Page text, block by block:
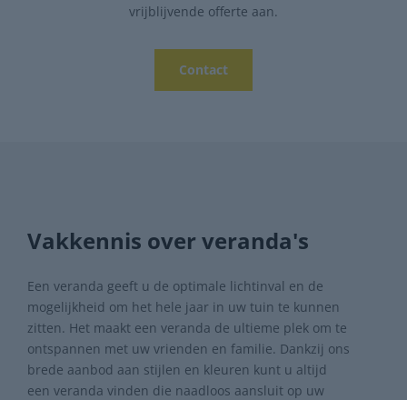
vrijblijvende offerte aan.
Contact
Vakkennis over veranda's
Een veranda geeft u de optimale lichtinval en de
mogelijkheid om het hele jaar in uw tuin te kunnen
zitten. Het maakt een veranda de ultieme plek om te
ontspannen met uw vrienden en familie. Dankzij ons
brede aanbod aan stijlen en kleuren kunt u altijd
een veranda vinden die naadloos aansluit op uw